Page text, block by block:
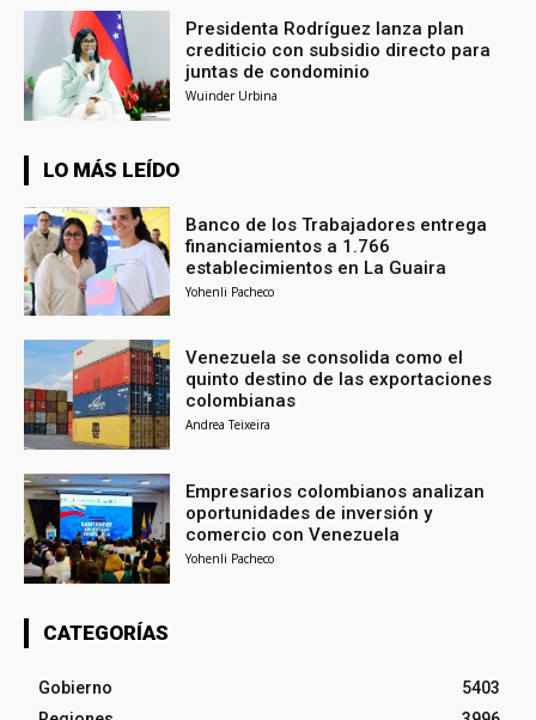
Presidenta Rodríguez lanza plan
crediticio con subsidio directo para
juntas de condominio
Wuinder Urbina
LO MÁS LEÍDO
Banco de los Trabajadores entrega
financiamientos a 1.766
establecimientos en La Guaira
Yohenli Pacheco
Venezuela se consolida como el
quinto destino de las exportaciones
colombianas
Andrea Teixeira
Empresarios colombianos analizan
oportunidades de inversión y
comercio con Venezuela
Yohenli Pacheco
CATEGORÍAS
Gobierno
5403